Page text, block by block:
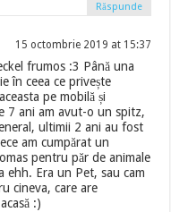
Răspunde
15 octombrie 2019 at 15:37
frumos :3 Până una
în ceea ce privește
pe mobilă și
7 ani am avut-o un spitz,
ultimii 2 ani au fost
am cumpărat un
pentru păr de animale
ehh. Era un Pet, sau cam
cineva, care are
:)